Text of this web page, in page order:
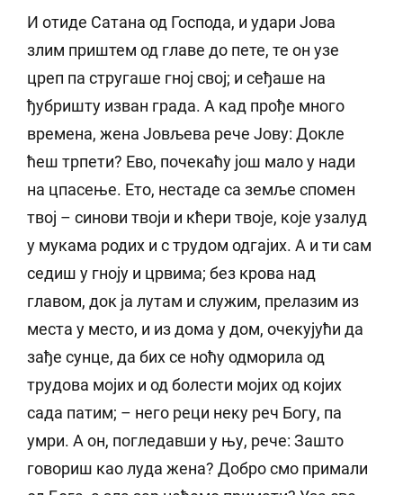
И отиде Сатана од Господа, и удари Јова
злим приштем од главе до пете, те он узе
цреп па стругаше гној свој; и сеђаше на
ђубришту изван града. А кад прође много
времена, жена Јовљева рече Јову: Докле
ћеш трпети? Ево, почекаћу још мало у нади
на цпасење. Ето, нестаде са земље спомен
твој – синови твоји и кћери твоје, које узалуд
у мукама родих и с трудом одгајих. А и ти сам
седиш у гноју и црвима; без крова над
главом, док ја лутам и служим, прелазим из
места у место, и из дома у дом, очекујући да
зађе сунце, да бих се ноћу одморила од
трудова мојих и од болести мојих од којих
сада патим; – него реци неку реч Богу, па
умри. А он, погледавши у њу, рече: Зашто
говориш као луда жена? Добро смо примали